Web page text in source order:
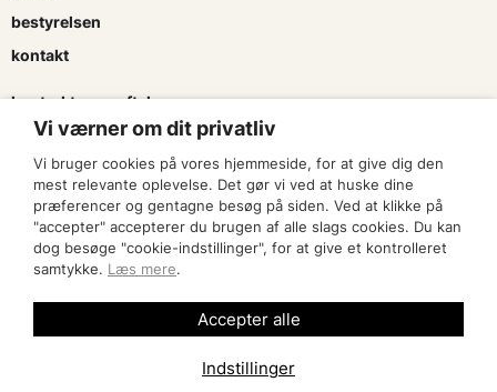
bestyrelsen
kontakt
kontrakter og aftaler
søg tilskud
presse & logo
bliv medlem
Vi værner om dit privatliv
Vi bruger cookies på vores hjemmeside, for at give dig den
mest relevante oplevelse. Det gør vi ved at huske dine
præferencer og gentagne besøg på siden. Ved at klikke på
"accepter" accepterer du brugen af alle slags cookies. Du kan
dog besøge "cookie-indstillinger", for at give et kontrolleret
samtykke. Læs mere.
Indstillinger
Accepter alle